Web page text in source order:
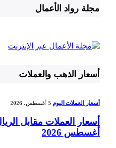
مجلة رواد الأعمال
أسعار الذهب والعملات
أسعار العملات اليوم 5 أغسطس، 2026
أغسطس 2026